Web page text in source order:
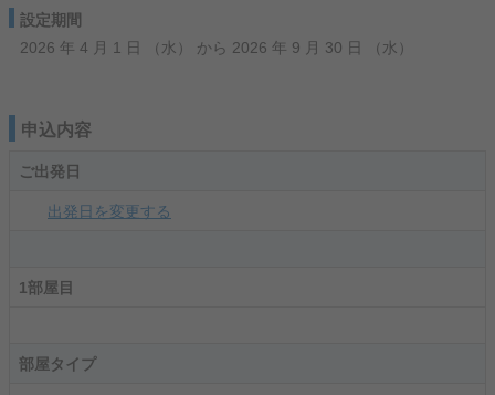
設定期間
2026 年 4 月 1 日 （水） から 2026 年 9 月 30 日 （水）
申込内容
ご出発日
出発日を変更する
1部屋目
部屋タイプ